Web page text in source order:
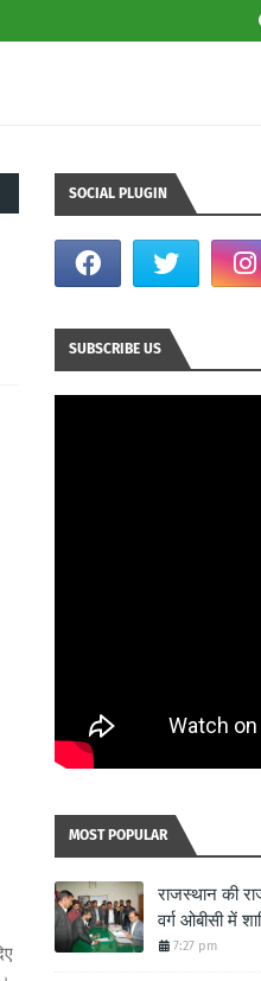
SOCIAL PLUGIN
SUBSCRIBE US
MOST POPULAR
राजस्थान की
वर्ग ओबीसी में
7:27 pm